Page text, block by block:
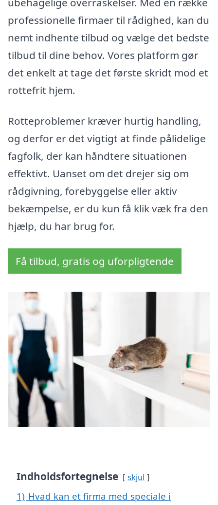
professionelle firmaer til rådighed, kan du
nemt indhente tilbud og vælge det bedste
tilbud til dine behov. Vores platform gør
det enkelt at tage det første skridt mod et
rottefrit hjem.
Rotteproblemer kræver hurtig handling,
og derfor er det vigtigt at finde pålidelige
fagfolk, der kan håndtere situationen
effektivt. Uanset om det drejer sig om
rådgivning, forebyggelse eller aktiv
bekæmpelse, er du kun få klik væk fra den
hjælp, du har brug for.
Få tilbud, gratis og uforpligtende
Indholdsfortegnelse skjul
1) Hvad kan et firma med speciale i